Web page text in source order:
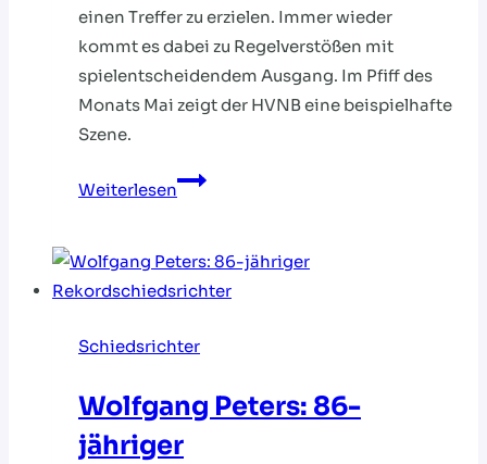
einen Treffer zu erzielen. Immer wieder
kommt es dabei zu Regelverstößen mit
spielentscheidendem Ausgang. Im Pfiff des
Monats Mai zeigt der HVNB eine beispielhafte
Szene.
Weiterlesen
Pfiff
Direkter
Freiwurf
Schiedsrichter
Wolfgang Peters: 86-
jähriger